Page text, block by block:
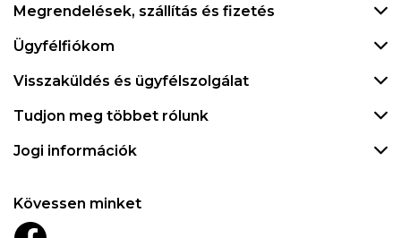
Megrendelések, szállítás és fizetés
Ügyfélfiókom
Visszaküldés és ügyfélszolgálat
Tudjon meg többet rólunk
Jogi információk
Kövessen minket